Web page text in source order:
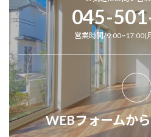
045-
営業時間/9:00~17:00(
WEBフォームか